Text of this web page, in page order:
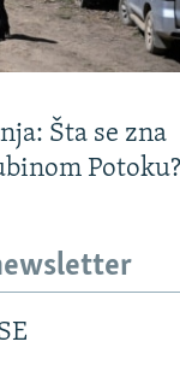
Šta se zna
Potoku?